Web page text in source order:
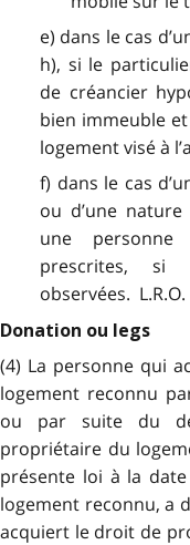
e) dans le cas
h), si le
de créancier
bien immeuble
logement visé à
f) dans le cas
ou d’une
une personne
prescrites, si
observées.
Donation ou legs
(4) La personne qui
logement reconnu
ou par suite du
propriétaire du
présente loi à la
logement reconnu, a
acquiert le droit de